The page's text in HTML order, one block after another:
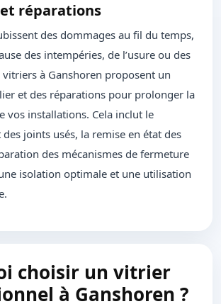
réparations
des dommages au fil du temps,
des intempéries, de l’usure ou des
vitriers à Ganshoren proposent un
et des réparations pour prolonger la
vos installations. Cela inclut le
joints usés, la remise en état des
des mécanismes de fermeture
isolation optimale et une utilisation
choisir un vitrier
à Ganshoren ?